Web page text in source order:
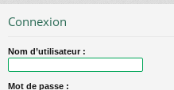
s
Connexion
Nom d’utilisateur :
Mot de passe :